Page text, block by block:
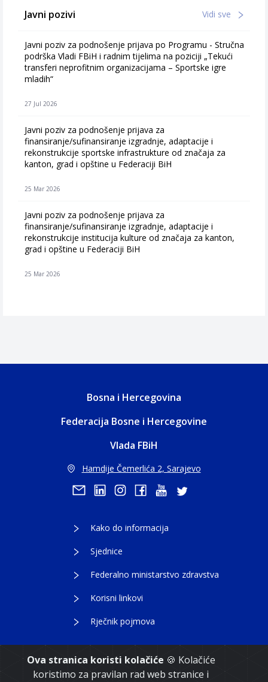
Ova stranica koristi kolačiće 🍪 Kolačiće
koristimo za pravilan rad web stranice i
Javni pozivi Vidi sve
Javni poziv za podnošenje prijava po Programu - Stručna
podrška Vladi FBiH i radnim tijelima na poziciji „Tekući
transferi neprofitnim organizacijama – Sportske igre
mladih“
27 Jul 2026
Javni poziv za podnošenje prijava za
finansiranje/sufinansiranje izgradnje, adaptacije i
rekonstrukcije sportske infrastrukture od značaja za
kanton, grad i opštine u Federaciji BiH
25 Mar 2026
Javni poziv za podnošenje prijava za
finansiranje/sufinansiranje izgradnje, adaptacije i
rekonstrukcije institucija kulture od značaja za kanton,
grad i opštine u Federaciji BiH
25 Mar 2026
Bosna i Hercegovina
Federacija Bosne i Hercegovine
Vlada FBiH
Hamdije Čemerlića 2, Sarajevo
Kako do informacija
Sjednice
Federalno ministarstvo zdravstva
Korisni linkovi
Rječnik pojmova